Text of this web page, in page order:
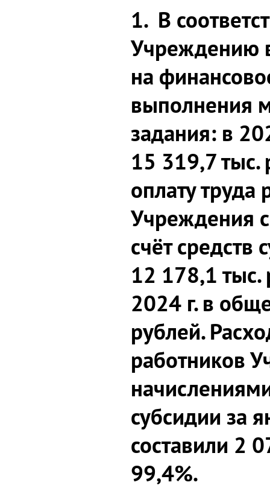
1. В
Учреждению
на
выполнения
задания: в
15 319,7 тыс.
оплату труда
Учреждения
счёт средств
12 178,1
2024 г. в
рублей.
работников
субсидии за
составили 2
99,4%.